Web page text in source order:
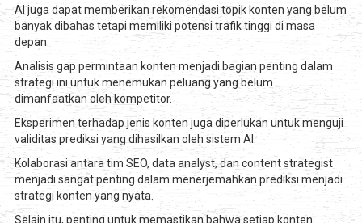
AI juga dapat memberikan rekomendasi topik konten yang belum
banyak dibahas tetapi memiliki potensi trafik tinggi di masa
depan.
Analisis gap permintaan konten menjadi bagian penting dalam
strategi ini untuk menemukan peluang yang belum
dimanfaatkan oleh kompetitor.
Eksperimen terhadap jenis konten juga diperlukan untuk menguji
validitas prediksi yang dihasilkan oleh sistem AI.
Kolaborasi antara tim SEO, data analyst, dan content strategist
menjadi sangat penting dalam menerjemahkan prediksi menjadi
strategi konten yang nyata.
Selain itu, penting untuk memastikan bahwa setiap konten